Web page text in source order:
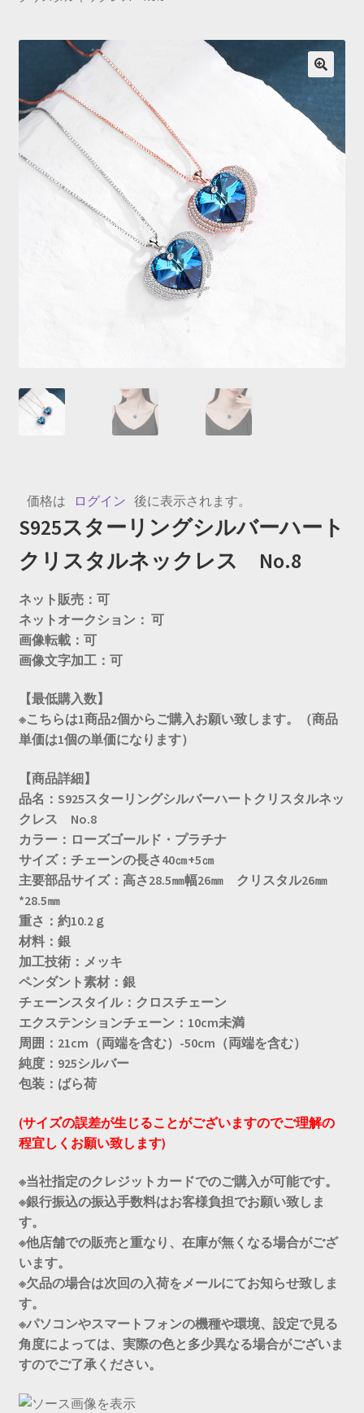
🔍
価格は ログイン 後に表示されます。
S925スターリングシルバーハート
クリスタルネックレス No.8
ネット販売：可
ネットオークション： 可
画像転載：可
画像文字加工：可
【最低購入数】
※こちらは1商品2個からご購入お願い致します。（商品
単価は1個の単価になります）
【商品詳細】
品名：S925スターリングシルバーハートクリスタルネッ
クレス No.8
カラー：ローズゴールド・プラチナ
サイズ：チェーンの長さ40㎝+5㎝
主要部品サイズ：高さ28.5㎜幅26㎜ クリスタル26㎜
*28.5㎜
重さ：約10.2ｇ
材料：銀
加工技術：メッキ
ペンダント素材：銀
チェーンスタイル：クロスチェーン
エクステンションチェーン： 10cm未満
周囲： 21cm（両端を含む）-50cm（両端を含む）
純度：925シルバー
包装：ばら荷
(サイズの誤差が生じることがございますのでご理解の
程宜しくお願い致します)
※当社指定のクレジットカードでのご購入が可能です。
※銀行振込の振込手数料はお客様負担でお願い致しま
す。
※他店舗での販売と重なり、在庫が無くなる場合がござ
います。
※欠品の場合は次回の入荷をメールにてお知らせ致しま
す。
※パソコンやスマートフォンの機種や環境、設定で見る
角度によっては、実際の色と多少異なる場合がございま
すのでご了承ください。